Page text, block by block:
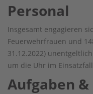
Personal
Insgesamt engagieren
Feuerwehrfrauen und
31.12.2022)
um die Uhr im
Aufgaben &